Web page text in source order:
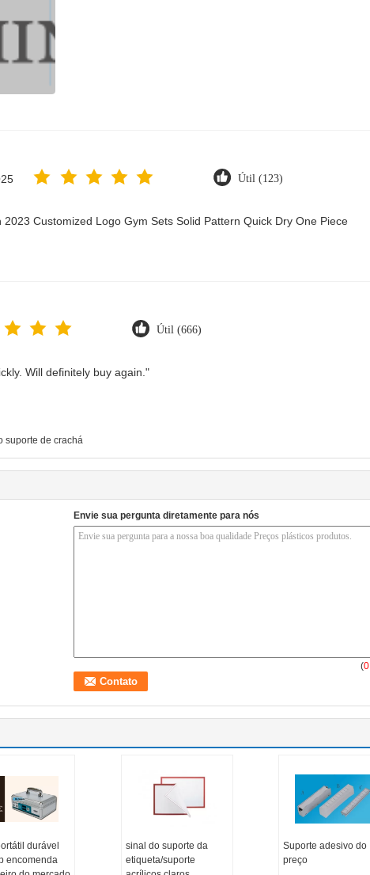
Útil (123)
Customized Logo Gym Sets Solid Pattern Quick Dry One Piece
Útil (666)
Will definitely buy again."
suporte de crachá
Envie sua pergunta diretamente para nós
(0
durável
encomenda
sinal do suporte da
etiqueta/suporte
Suporte adesivo do
preço